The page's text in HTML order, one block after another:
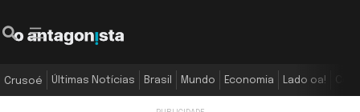
Crusoé Últimas Notícias Brasil Mundo Economia Lado oa!